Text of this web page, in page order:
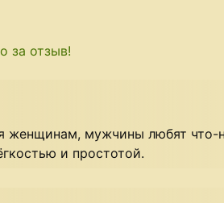
за отзыв!
женщинам, мужчины любят
и простотой.